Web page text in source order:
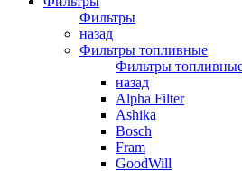
Фильтры
назад
Фильтры топливные
Фильтры
назад
Alpha Filter
Ashika
Bosch
Fram
GoodWill